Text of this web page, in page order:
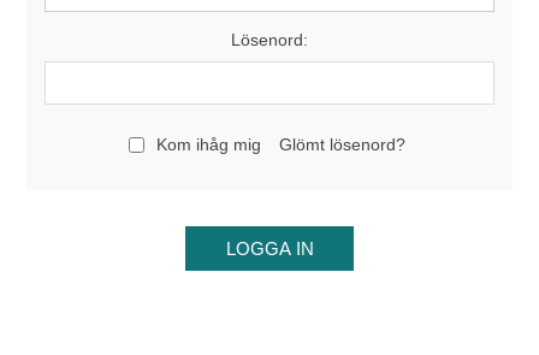
Lösenord:
Kom ihåg mig Glömt lösenord?